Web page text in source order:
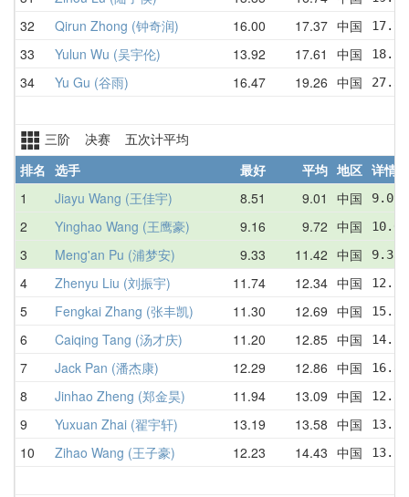
32 Qirun Zhong (钟奇润) 16.00 17.37 中国
33 Yulun Wu (吴宇伦) 13.92 17.61 中国
34 Yu Gu (谷雨) 16.47 19.26 中国
三阶 决赛 五次计平均
排名 选手 最好 平均 地区 详情
1
Jiayu Wang (王佳宇) 8.51 9.01 中国
2 Yinghao Wang (王鹰豪) 9.16 9.72 中国
3 Meng'an Pu (浦梦安) 9.33 11.42 中国
4 Zhenyu Liu (刘振宇) 11.74 12.34 中国
5 Fengkai Zhang (张丰凯) 11.30 12.69 中国
6 Caiqing Tang (汤才庆) 11.20 12.85 中国
7 Jack Pan (潘杰康) 12.29 12.86 中国
8 Jinhao Zheng (郑金昊) 11.94 13.09 中国
9 Yuxuan Zhai (翟宇轩) 13.19 13.58 中国
10 Zihao Wang (王子豪) 12.23 14.43 中国